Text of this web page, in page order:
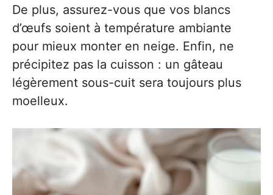
De plus, assurez-vous que vos blancs
d’œufs soient à température ambiante
pour mieux monter en neige. Enfin, ne
précipitez pas la cuisson : un gâteau
légèrement sous-cuit sera toujours plus
moelleux.